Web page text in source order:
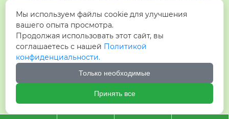
 hzyzhmb1@gmail.com
 +86-15005732903
 +8615005732903
Мы используем файлы cookie для улучшения
вашего опыта просмотра.
Продолжая использовать этот сайт, вы
соглашаетесь с нашей Политикой
конфиденциальности.
Только необходимые
Принять все